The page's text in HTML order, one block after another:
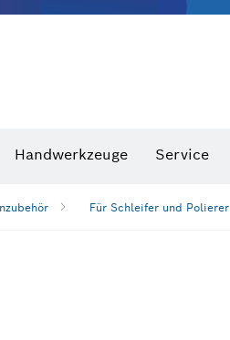
Handwerkzeuge Service
Für Schleifer und Polierer